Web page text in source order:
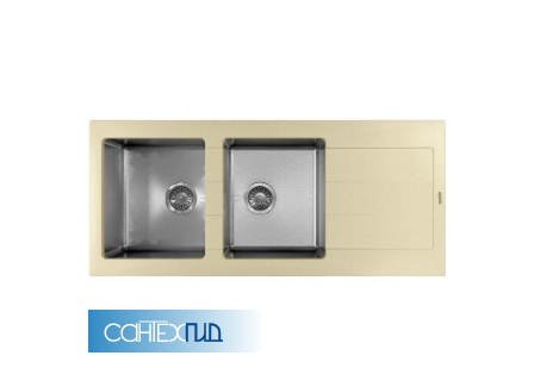
Раковины
Душевые кабины
Полотенцесушители
Аксессуары для ванных комнат